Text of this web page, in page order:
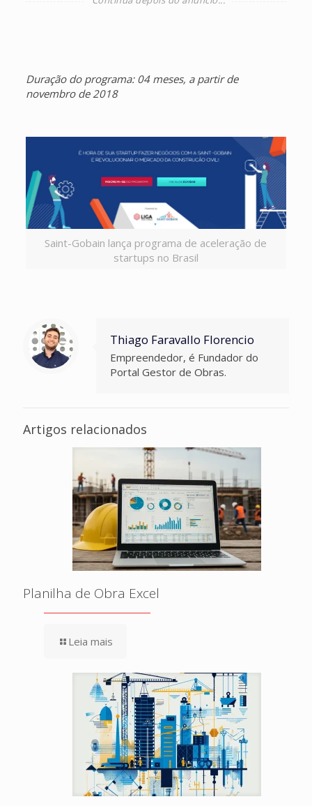
Duração do programa: 04 meses, a partir de
novembro de 2018
Saint-Gobain lança programa de aceleração de
startups no Brasil
Thiago Faravallo Florencio
Empreendedor, é Fundador do
Portal Gestor de Obras.
Artigos relacionados
Planilha de Obra Excel
Leia mais